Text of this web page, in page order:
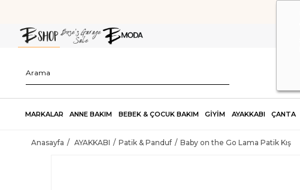
MARKALAR ANNE BAKIM BEBEK & ÇOCUK BAKIM GİYİM AYAKKABI ÇANTA
Anasayfa AYAKKABI Patik & Panduf Baby on the Go Lama Patik Kış